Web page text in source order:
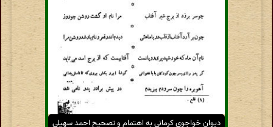
دیوان خواجوی کرمانی به اهتمام و تصحیح احمد سهیلی